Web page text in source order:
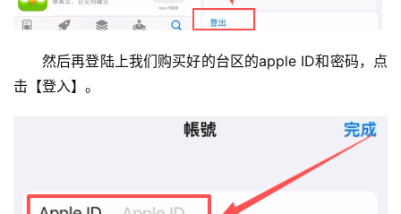
然后再登陆上我们购买好的台区的apple ID和密码，点
击【登入】。